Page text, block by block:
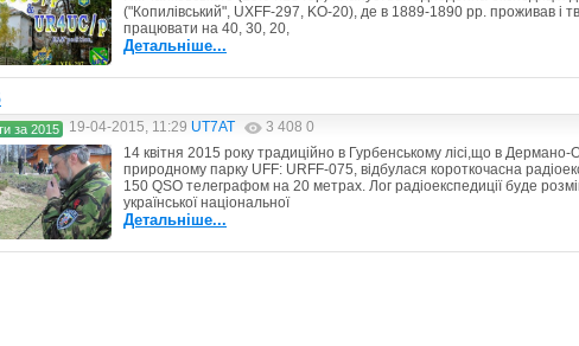
("Копилівський", UXFF-297, KO-20), де в 1889-1890 рр. проживав і
працювати на 40, 30, 20,
Детальніше...
за 2015 19-04-2015, 11:29 UT7AT 3 408 0
14 квітня 2015 року традиційно в Гурбенському лісі,що в
природному парку UFF: URFF-075, відбулася короткочасна
150 QSO телеграфом на 20 метрах. Лог радіоекспедиції буде
української національної
Детальніше...